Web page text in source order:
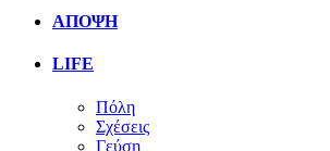
ΑΠΟΨΗ
LIFE
Πόλη
Σχέσεις
Γεύση